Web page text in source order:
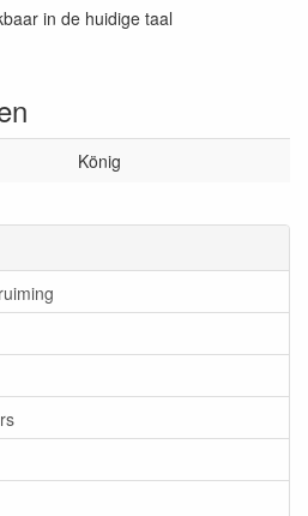
in de huidige taal
König